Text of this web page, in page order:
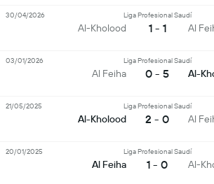
Al-Kholood
Liga Profesional Saudí
1 - 1 Al
30/04/2026
Al Feiha
Liga Profesional Saudí
0 - 5 Al-
03/01/2026
Al-Kholood
Liga Profesional Saudí
2 - 0 Al
21/05/2025
Al Feiha
Liga Profesional Saudí
1 - 0 Al-
20/01/2025